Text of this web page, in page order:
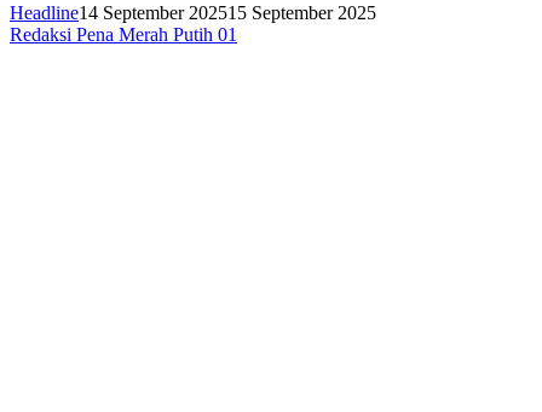
Headline14 September 202515 September 2025
Redaksi Pena Merah Putih 01